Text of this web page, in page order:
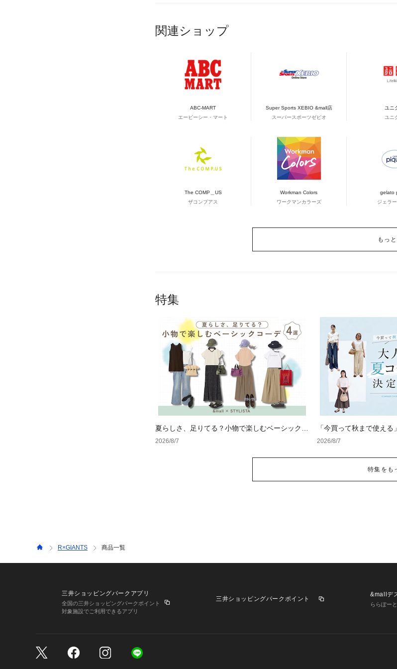
関連ショップ
ABC-MART
エービーシー・マート
Super Sports XEBIO &mall店
スーパースポーツゼビオ
ユニ
ユニ
The COMP＿US
ザコンプアス
Workman Colors
ワークマンカラーズ
gelato
ジェラ
もっ
特集
夏らしさ、足りてる？小物で楽しむベーシックコ
ーデ4選
2026/8/7
「今買って秋まで使え
版！男女別正解スタイル
2026/8/7
特集をも
R×GIANTS 商品一覧
三井ショッピングパークアプリ
全国の三井ショッピングパークポイント
対象施設でご利用できるアプリ
三井ショッピングパークポイント
&mallデ
ららぽー